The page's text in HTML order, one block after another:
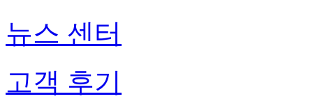
뉴스 센터
고객 후기